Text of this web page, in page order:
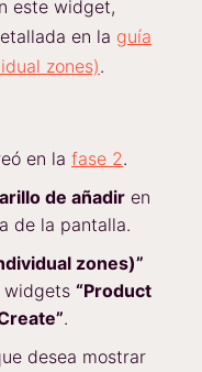
este widget,
en la guía
zones).
en la fase 2.
de añadir en
de la pantalla.
zones)”
widgets “Product
.
desea mostrar